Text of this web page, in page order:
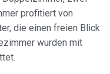
profitiert von
die einen freien Blick
wurden mit